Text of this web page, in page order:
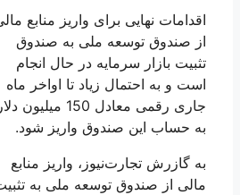
اقدامات نهایی برای واریز منابع مالی
از صندوق توسعه ملی به صندوق
تثبیت بازار سرمایه در حال انجام
است و به احتمال زیاد تا اواخر ماه
جاری رقمی معادل 150 میلیون دلار
به حساب این صندوق واریز شود.
به گازرش تجارت‌نیوز، واریز منابع
مالی از صندوق توسعه ملی به تثبیت